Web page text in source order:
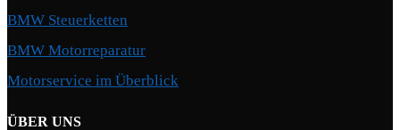
BMW Steuerketten
BMW Motorreparatur
Motorservice im Überblick
ÜBER UNS